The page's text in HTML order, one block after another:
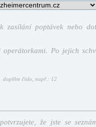
zasílání poptávek nebo
Po jejich
doplňte číslo, např.: 12
že jste se